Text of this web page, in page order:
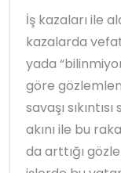
İş kazaları ile
kazalarda
yada
göre
savaşı
akını ile bu
da arttığı